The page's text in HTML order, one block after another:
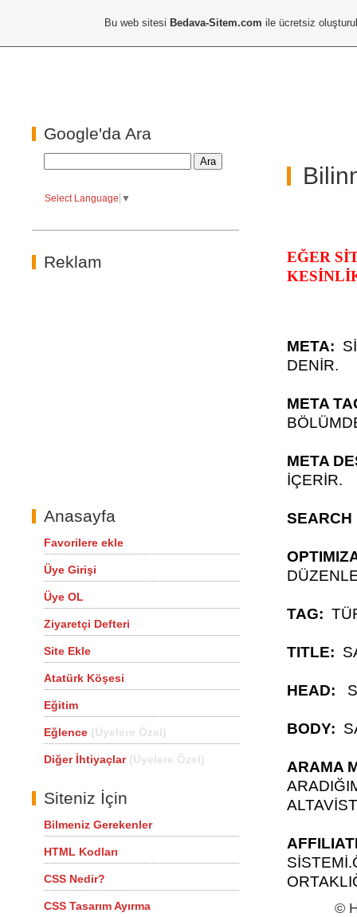
Google'da Ara
Select Language ▼
Reklam
Anasayfa
Favorilere ekle
Üye Girişi
Üye OL
Ziyaretçi Defteri
Site Ekle
Atatürk Köşesi
Eğitim
Eğlence (Üyelere Özel)
Diğer İhtiyaçlar (Üyelere Özel)
Siteniz İçin
Bilmeniz Gerekenler
HTML Kodları
CSS Nedir?
CSS Tasarım Ayırma
EĞER
META:
DENİR.
META
META
İÇERİR.
SEARCH
TAG:
TITLE:
HEAD:
BODY:
ARAMA
©
Bu web sitesi Bedava-Sitem.com ile ücretsiz